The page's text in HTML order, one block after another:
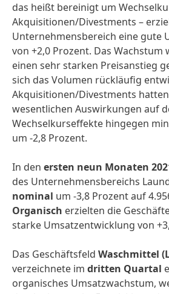
das heißt bereinigt um
Akquisitionen/­Divestments –
Unternehmens­bereich eine gute
von +2,0 Prozent. Das
einen sehr starken Preisanstieg
sich das Volumen rückläufig
Akquisitionen/­Divestments
wesentlichen Auswir­kungen auf
Wechsel­kurseffekte hingegen
um -2,8 Prozent.
In den ersten neun Monaten
des Unternehmens­bereichs
nominal um -3,8 Prozent auf
Organisch erzielten die
starke Umsatz­entwicklung von
Das Geschäftsfeld Waschmittel
verzeichnete im dritten Quartal
organisches Umsatz­wachstum,